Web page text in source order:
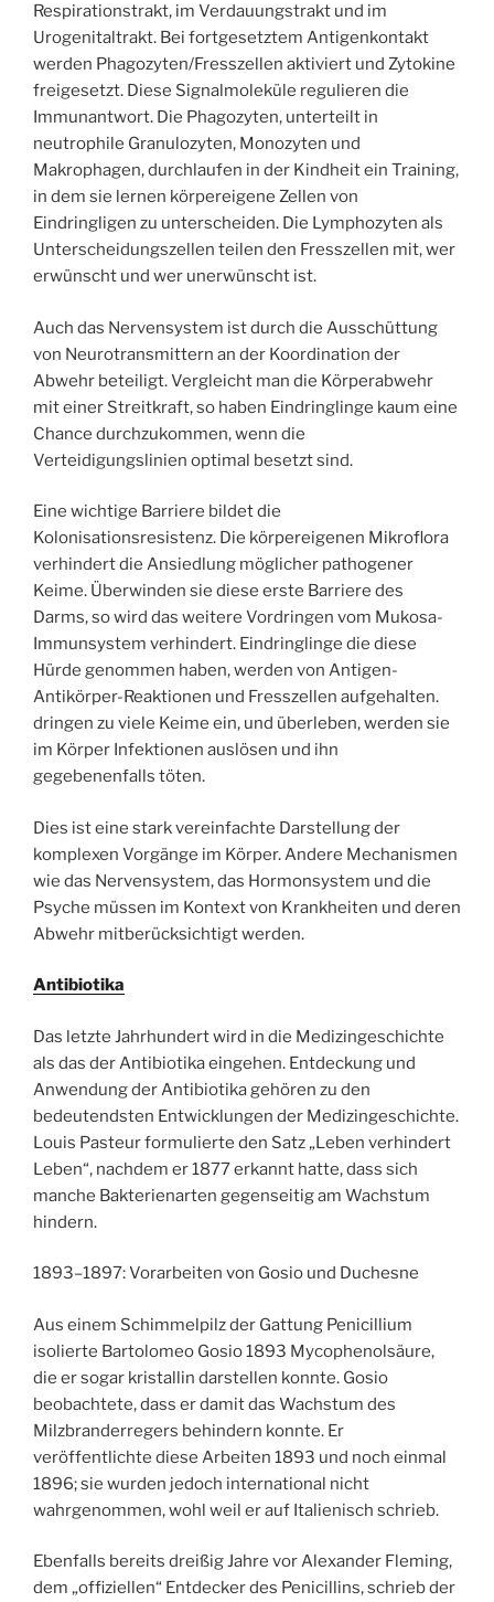
Respirationstrakt, im Verdauungstrakt und im
Urogenitaltrakt. Bei fortgesetztem Antigenkontakt
werden Phagozyten/Fresszellen aktiviert und Zytokine
freigesetzt. Diese Signalmoleküle regulieren die
Immunantwort. Die Phagozyten, unterteilt in
neutrophile Granulozyten, Monozyten und
Makrophagen, durchlaufen in der Kindheit ein Training,
in dem sie lernen körpereigene Zellen von
Eindringligen zu unterscheiden. Die Lymphozyten als
Unterscheidungszellen teilen den Fresszellen mit, wer
erwünscht und wer unerwünscht ist.
Auch das Nervensystem ist durch die Ausschüttung
von Neurotransmittern an der Koordination der
Abwehr beteiligt. Vergleicht man die Körperabwehr
mit einer Streitkraft, so haben Eindringlinge kaum eine
Chance durchzukommen, wenn die
Verteidigungslinien optimal besetzt sind.
Eine wichtige Barriere bildet die
Kolonisationsresistenz. Die körpereigenen Mikroflora
verhindert die Ansiedlung möglicher pathogener
Keime. Überwinden sie diese erste Barriere des
Darms, so wird das weitere Vordringen vom Mukosa-
Immunsystem verhindert. Eindringlinge die diese
Hürde genommen haben, werden von Antigen-
Antikörper-Reaktionen und Fresszellen aufgehalten.
dringen zu viele Keime ein, und überleben, werden sie
im Körper Infektionen auslösen und ihn
gegebenenfalls töten.
Dies ist eine stark vereinfachte Darstellung der
komplexen Vorgänge im Körper. Andere Mechanismen
wie das Nervensystem, das Hormonsystem und die
Psyche müssen im Kontext von Krankheiten und deren
Abwehr mitberücksichtigt werden.
Antibiotika
Das letzte Jahrhundert wird in die Medizingeschichte
als das der Antibiotika eingehen. Entdeckung und
Anwendung der Antibiotika gehören zu den
bedeutendsten Entwicklungen der Medizingeschichte.
Louis Pasteur formulierte den Satz „Leben verhindert
Leben“, nachdem er 1877 erkannt hatte, dass sich
manche Bakterienarten gegenseitig am Wachstum
hindern.
1893–1897: Vorarbeiten von Gosio und Duchesne
Aus einem Schimmelpilz der Gattung Penicillium
isolierte Bartolomeo Gosio 1893 Mycophenolsäure,
die er sogar kristallin darstellen konnte. Gosio
beobachtete, dass er damit das Wachstum des
Milzbranderregers behindern konnte. Er
veröffentlichte diese Arbeiten 1893 und noch einmal
1896; sie wurden jedoch international nicht
wahrgenommen, wohl weil er auf Italienisch schrieb.
Ebenfalls bereits dreißig Jahre vor Alexander Fleming,
dem „offiziellen“ Entdecker des Penicillins, schrieb der